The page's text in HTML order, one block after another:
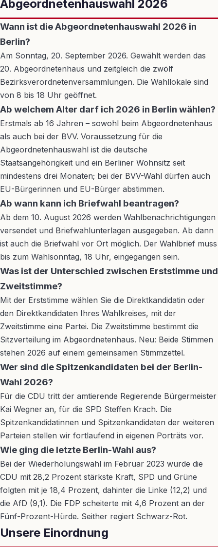
Abgeordnetenhauswahl 2026
Wann ist die Abgeordnetenhauswahl 2026 in
Berlin?
Am Sonntag, 20. September 2026. Gewählt werden das
20. Abgeordnetenhaus und zeitgleich die zwölf
Bezirksverordnetenversammlungen. Die Wahllokale sind
von 8 bis 18 Uhr geöffnet.
Ab welchem Alter darf ich 2026 in Berlin wählen?
Erstmals ab 16 Jahren – sowohl beim Abgeordnetenhaus
als auch bei der BVV. Voraussetzung für die
Abgeordnetenhauswahl ist die deutsche
Staatsangehörigkeit und ein Berliner Wohnsitz seit
mindestens drei Monaten; bei der BVV-Wahl dürfen auch
EU-Bürgerinnen und EU-Bürger abstimmen.
Ab wann kann ich Briefwahl beantragen?
Ab dem 10. August 2026 werden Wahlbenachrichtigungen
versendet und Briefwahlunterlagen ausgegeben. Ab dann
ist auch die Briefwahl vor Ort möglich. Der Wahlbrief muss
bis zum Wahlsonntag, 18 Uhr, eingegangen sein.
Was ist der Unterschied zwischen Erststimme und
Zweitstimme?
Mit der Erststimme wählen Sie die Direktkandidatin oder
den Direktkandidaten Ihres Wahlkreises, mit der
Zweitstimme eine Partei. Die Zweitstimme bestimmt die
Sitzverteilung im Abgeordnetenhaus. Neu: Beide Stimmen
stehen 2026 auf einem gemeinsamen Stimmzettel.
Wer sind die Spitzenkandidaten bei der Berlin-
Wahl 2026?
Für die CDU tritt der amtierende Regierende Bürgermeister
Kai Wegner an, für die SPD Steffen Krach. Die
Spitzenkandidatinnen und Spitzenkandidaten der weiteren
Parteien stellen wir fortlaufend in eigenen Porträts vor.
Wie ging die letzte Berlin-Wahl aus?
Bei der Wiederholungswahl im Februar 2023 wurde die
CDU mit 28,2 Prozent stärkste Kraft, SPD und Grüne
folgten mit je 18,4 Prozent, dahinter die Linke (12,2) und
die AfD (9,1). Die FDP scheiterte mit 4,6 Prozent an der
Fünf-Prozent-Hürde. Seither regiert Schwarz-Rot.
Unsere Einordnung